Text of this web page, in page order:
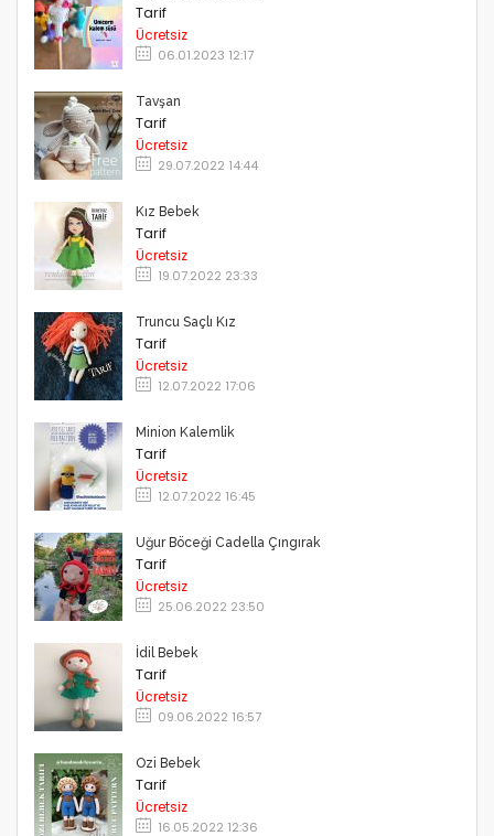
Tarif
Ücretsiz
06.01.2023 12:17
Tavşan
Tarif
Ücretsiz
29.07.2022 14:44
Kız Bebek
Tarif
Ücretsiz
19.07.2022 23:33
Truncu Saçlı Kız
Tarif
Ücretsiz
12.07.2022 17:06
Minion Kalemlik
Tarif
Ücretsiz
12.07.2022 16:45
Uğur Böceği Cadella Çıngırak
Tarif
Ücretsiz
25.06.2022 23:50
İdil Bebek
Tarif
Ücretsiz
09.06.2022 16:57
Ozi Bebek
Tarif
Ücretsiz
16.05.2022 12:36